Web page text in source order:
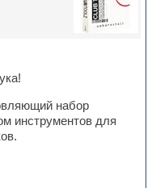
набор
инструментов для